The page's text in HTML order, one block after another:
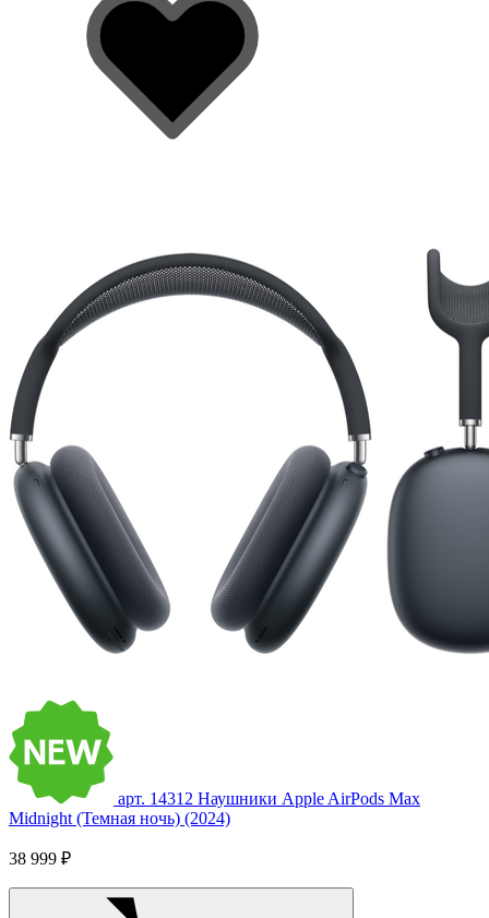
арт. 14312 Наушники Apple AirPods Max
Midnight (Темная ночь) (2024)
38 999 ₽